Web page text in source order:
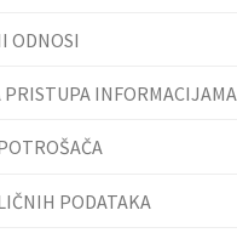
ODNOSI
PRISTUPA INFORMACIJAMA
PODATAKA